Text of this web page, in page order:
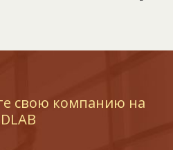
свою компанию на
DLAB